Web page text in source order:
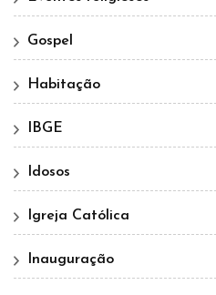
Gospel
Habitação
IBGE
Idosos
Igreja Católica
Inauguração